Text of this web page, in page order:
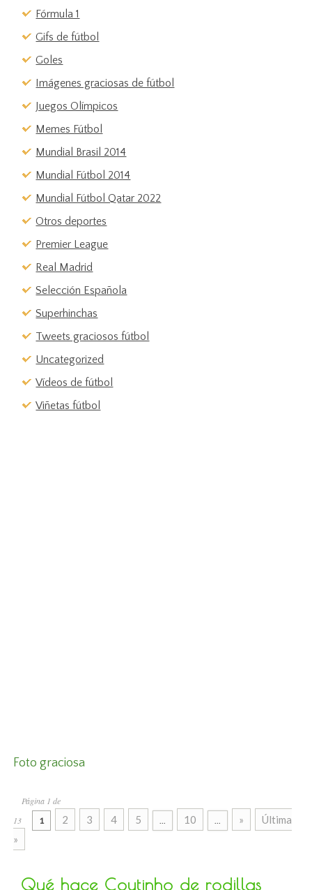
Fórmula 1
Gifs de fútbol
Goles
Imágenes graciosas de fútbol
Juegos Olímpicos
Memes Fútbol
Mundial Brasil 2014
Mundial Fútbol 2014
Mundial Fútbol Qatar 2022
Otros deportes
Premier League
Real Madrid
Selección Española
Superhinchas
Tweets graciosos fútbol
Uncategorized
Vídeos de fútbol
Viñetas fútbol
Foto graciosa
Página 1 de
13
1 2 3 4 5 ... 10 ... »
Última
»
Qué hace Coutinho de rodillas